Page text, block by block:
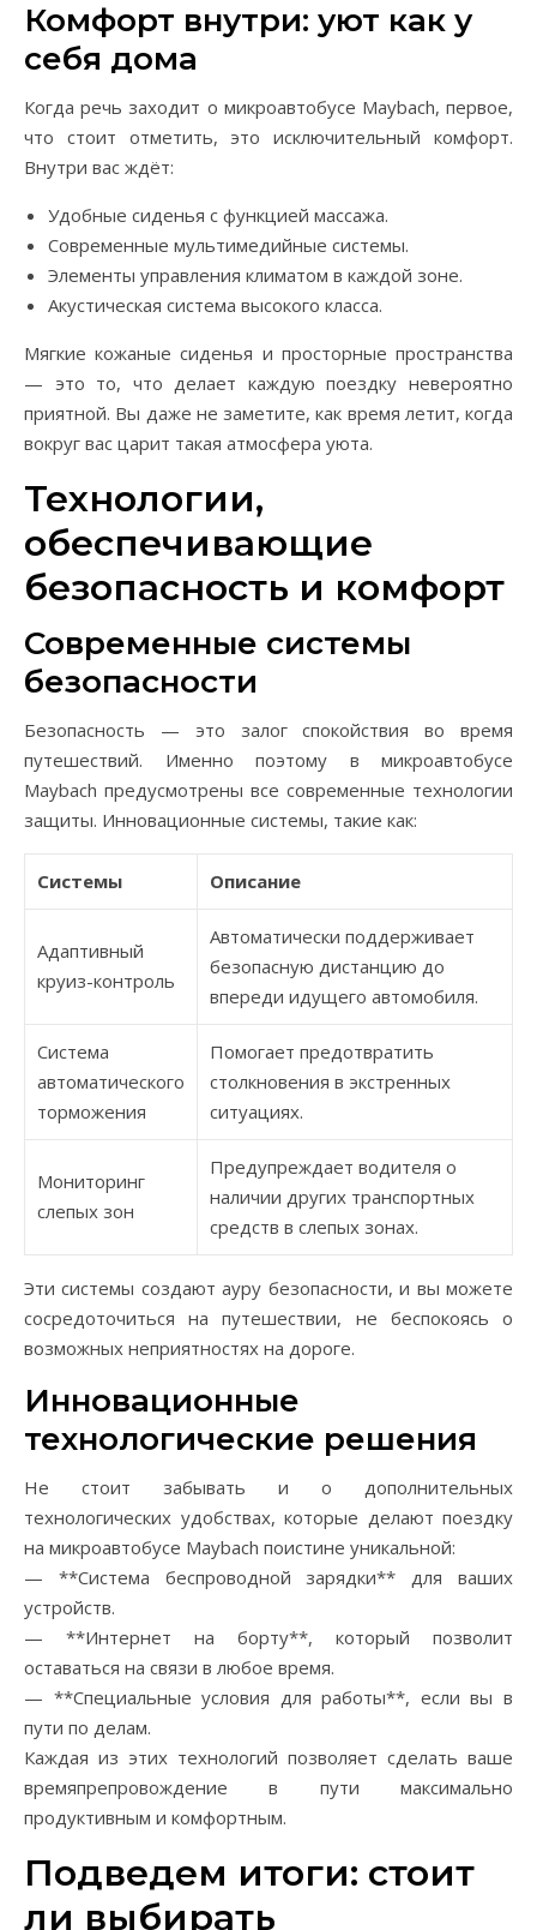
Комфорт внутри: уют как у
себя дома
Когда речь заходит о микроавтобусе Maybach, первое,
что стоит отметить, это исключительный комфорт.
Внутри вас ждёт:
Удобные сиденья с функцией массажа.
Современные мультимедийные системы.
Элементы управления климатом в каждой зоне.
Акустическая система высокого класса.
Мягкие кожаные сиденья и просторные пространства
— это то, что делает каждую поездку невероятно
приятной. Вы даже не заметите, как время летит, когда
вокруг вас царит такая атмосфера уюта.
Технологии,
обеспечивающие
безопасность и комфорт
Современные системы
безопасности
Безопасность — это залог спокойствия во время
путешествий. Именно поэтому в микроавтобусе
Maybach предусмотрены все современные технологии
защиты. Инновационные системы, такие как:
Системы Описание
Адаптивный
круиз-контроль
Автоматически поддерживает
безопасную дистанцию до
впереди идущего автомобиля.
Система
автоматического
торможения
Помогает предотвратить
столкновения в экстренных
ситуациях.
Мониторинг
слепых зон
Предупреждает водителя о
наличии других транспортных
средств в слепых зонах.
Эти системы создают ауру безопасности, и вы можете
сосредоточиться на путешествии, не беспокоясь о
возможных неприятностях на дороге.
Инновационные
технологические решения
Не стоит забывать и о дополнительных
технологических удобствах, которые делают поездку
на микроавтобусе Maybach поистине уникальной:
— **Система беспроводной зарядки** для ваших
устройств.
— **Интернет на борту**, который позволит
оставаться на связи в любое время.
— **Специальные условия для работы**, если вы в
пути по делам.
Каждая из этих технологий позволяет сделать ваше
времяпрепровождение в пути максимально
продуктивным и комфортным.
Подведем итоги: стоит
ли выбирать